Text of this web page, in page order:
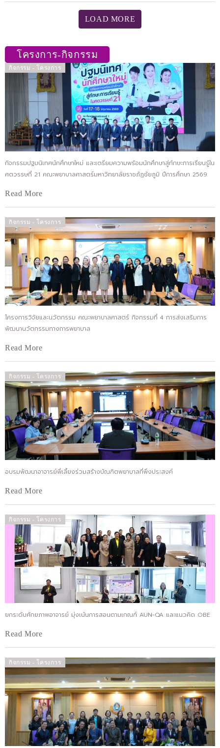
LOAD MORE
โครงการ-กิจกรรม
กิจกรรม - โครงการ
กิจกรรมปฐมนิเทศนักศึกษาใหม่ และเตรียมความพร้อมนักศึกษาสู่ทักษะการเรียนรู้ใน
ศตวรรษที่ 21 คณะพยาบาลศาสตร์มหาวิทยาลัยราชภัฏชัยภูมิ ปีการศึกษา 2569
Read More
กิจกรรม - โครงการ
โครงการวิจัยและนวัตกรรม คณะพยาบาลศาสตร์ กิจกรรมที่ 4 การส่งเสริมการ
พัฒนานวัตกรรมทางการพยาบาล
Read More
กิจกรรม - โครงการ
อบรมพัฒนาอาจารย์พี่เลี้ยงร่วมสร้างบัณฑิตพยาบาลที่พึงประสงค์
Read More
กิจกรรม - โครงการ
ยกระดับศักยภาพอาจารย์ มุ่งเน้นการสอนตามเกณฑ์ AUN-QA และแนวคิด OBE
Read More
กิจกรรม - โครงการ